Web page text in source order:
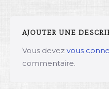
AJOUTER UNE
Vous devez vous
commentaire.